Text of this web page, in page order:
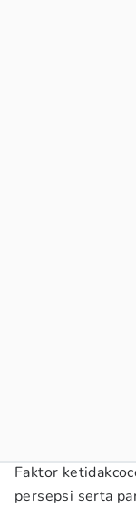
Faktor
persepsi serta